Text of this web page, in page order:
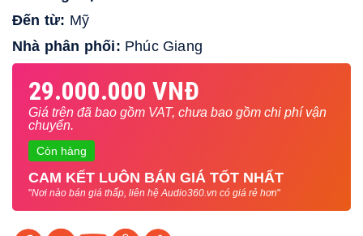
Đến từ: Mỹ
Nhà phân phối: Phúc Giang
29.000.000 VNĐ
Giá trên đã bao gồm VAT, chưa bao gồm chi phí vận
chuyển.
Còn hàng
CAM KẾT LUÔN BÁN GIÁ TỐT NHẤT
"Nơi nào bán giá thấp, liên hệ Audio360.vn có giá rẻ hơn"